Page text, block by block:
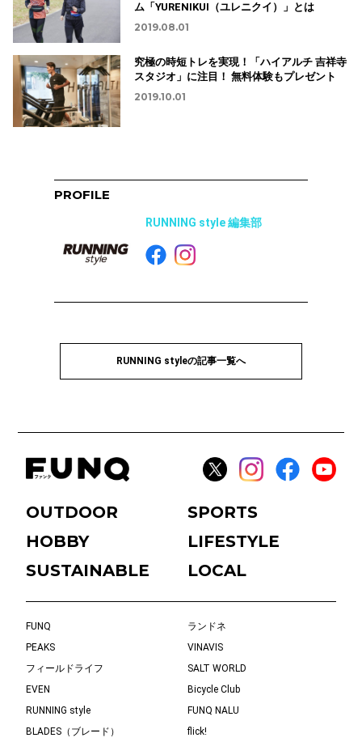
ム「YURENIKUI（ユレニクイ）」とは
2019.08.01
究極の時短トレを実現！「ハイアルチ 吉祥寺
スタジオ」に注目！ 無料体験もプレゼント
2019.10.01
PROFILE
RUNNING style 編集部
RUNNING styleの記事一覧へ
OUTDOOR
SPORTS
HOBBY
LIFESTYLE
SUSTAINABLE
LOCAL
FUNQ
ランドネ
PEAKS
VINAVIS
フィールドライフ
SALT WORLD
EVEN
Bicycle Club
RUNNING style
FUNQ NALU
BLADES（ブレード）
flick!